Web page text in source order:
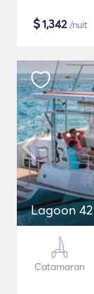
$1,342/nuit
Lagoon 42
Catamaran